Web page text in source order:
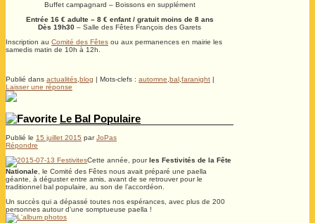
Buffet campagnard – Boissons en supplément
Entrée 16 € adulte – 8 € enfant / gratuit moins de 8 ans
Dès 19h30 – Salle des Fêtes François des Garets
Inscription au Comité des Fêtes ou aux permanences en mairie les
samedis matin de 10h à 12h.
Publié dans actualités,blog | Mots-clefs : automne,bal,faranight |
Laisser une réponse
Le Bal Populaire
Publié le 15 juillet 2015 parJoPas
Répondre
Cette année, pourles Festivités de la Fête
Nationale , le Comité des Fêtes nous avait préparé une paella
géante, à déguster entre amis, avant de se retrouver pour le
traditionnel bal populaire, au son de l’accordéon.
Un succès qui a dépassé toutes nos espérances, avec plus de 200
personnes autour d’une somptueuse paella !